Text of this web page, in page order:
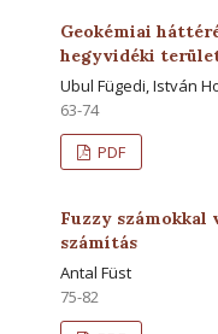
Geokémiai
hegyvidéki
Ubul Fügedi, István
63-74
PDF
Fuzzy számokkal
számítás
Antal Füst
75-82